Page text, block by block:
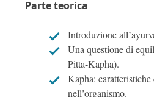
Parte teorica
Introduzione
Una questione di
Pitta-Kapha).
Kapha:
nell’organismo.